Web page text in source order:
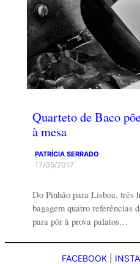
Quarteto de Baco
à mesa
PATRÍCIA SERRADO
17/05/2017
Do Pinhão para Lisboa, três
bagagem quatro referências
para pôr à prova palatos…
FACEBOOK